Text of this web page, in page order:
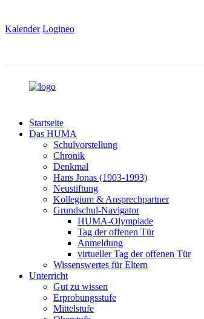
Kalender Logineo
Startseite
Das HUMA
Schulvorstellung
Chronik
Denkmal
Hans Jonas (1903-1993)
Neustiftung
Kollegium & Ansprechpartner
Grundschul-Navigator
HUMA-Olympiade
Tag der offenen Tür
Anmeldung
virtueller Tag der offenen Tür
Wissenswertes für Eltern
Unterricht
Gut zu wissen
Erprobungsstufe
Mittelstufe